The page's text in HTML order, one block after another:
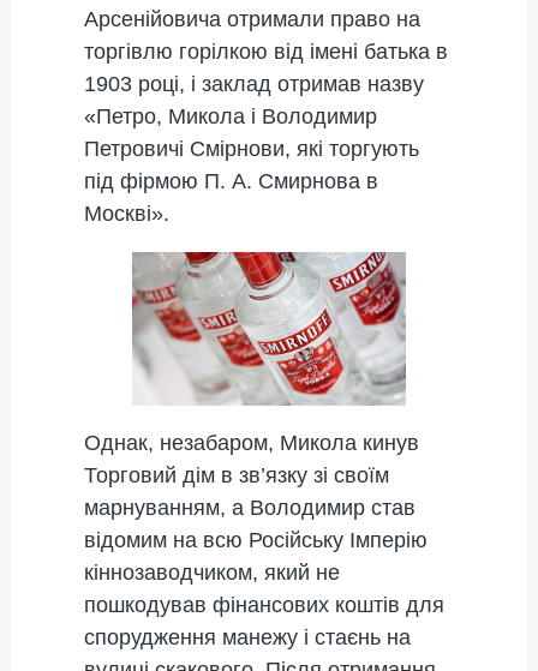
Арсенійовича отримали право на
торгівлю горілкою від імені батька в
1903 році, і заклад отримав назву
«Петро, ​​Микола і Володимир
Петровичі Смірнови, які торгують
під фірмою П. А. Смирнова в
Москві».
Однак, незабаром, Микола кинув
Торговий дім в зв’язку зі своїм
марнуванням, а Володимир став
відомим на всю Російську Імперію
кіннозаводчиком, який не
пошкодував фінансових коштів для
спорудження манежу і стаєнь на